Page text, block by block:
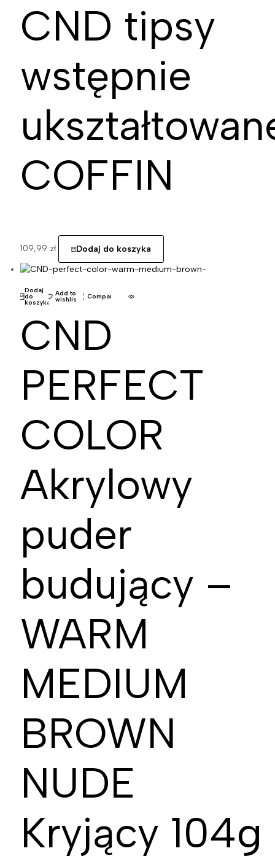
CND tipsy
wstępnie
COFFIN
109,99 zł Dodaj do koszyka
Dodaj
do
koszyka
Add to
wishlist Compare
CND
PERFECT
COLOR
Akrylowy
puder
budujący –
WARM
MEDIUM
BROWN
NUDE
Kryjący 104g